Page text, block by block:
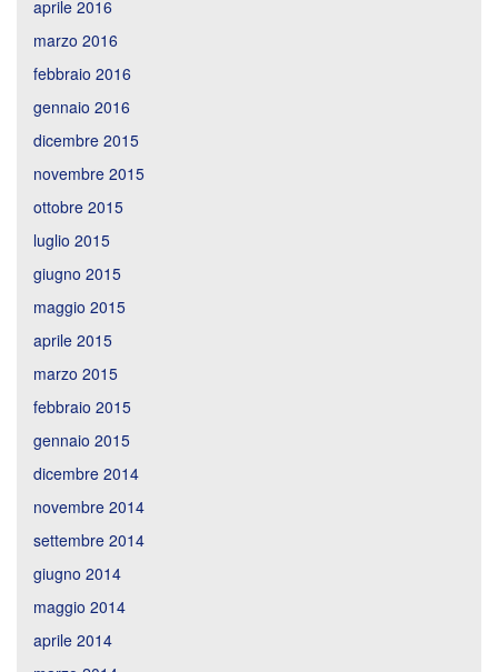
aprile 2016
marzo 2016
febbraio 2016
gennaio 2016
dicembre 2015
novembre 2015
ottobre 2015
luglio 2015
giugno 2015
maggio 2015
aprile 2015
marzo 2015
febbraio 2015
gennaio 2015
dicembre 2014
novembre 2014
settembre 2014
giugno 2014
maggio 2014
aprile 2014